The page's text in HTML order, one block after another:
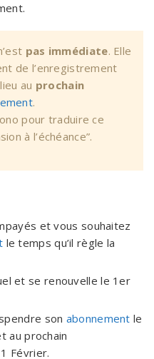
pas immédiate. Elle
de l’enregistrement
au prochain
.
pour traduire ce
à l’échéance”.
et vous souhaitez
le temps qu’il règle la
et se renouvelle le 1er
son abonnement le
au prochain
Février.